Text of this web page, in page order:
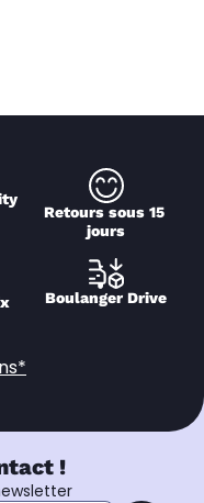
Retours sous 15
jours
Boulanger Drive
!